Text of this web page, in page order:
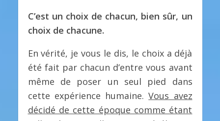
C’est un choix de chacun, bien sûr, un
choix de chacune.
En vérité, je vous le dis, le choix a déjà
été fait par chacun d’entre vous avant
même de poser un seul pied dans
cette expérience humaine.Vous avez
décidé de cette époque comme étant